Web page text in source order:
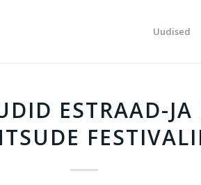
Uudised
ESTRAAD-JA